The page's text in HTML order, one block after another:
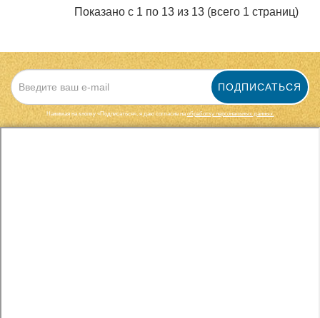
Показано с 1 по 13 из 13 (всего 1 страниц)
ПОДПИСАТЬСЯ
Нажимая на кнопку «Подписаться», я даю cогласие наобработку персональных данных.